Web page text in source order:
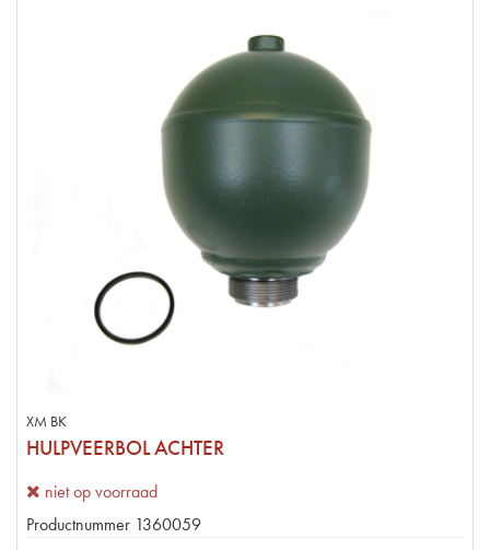
XM BK
HULPVEERBOL ACHTER
niet op voorraad
Productnummer 1360059